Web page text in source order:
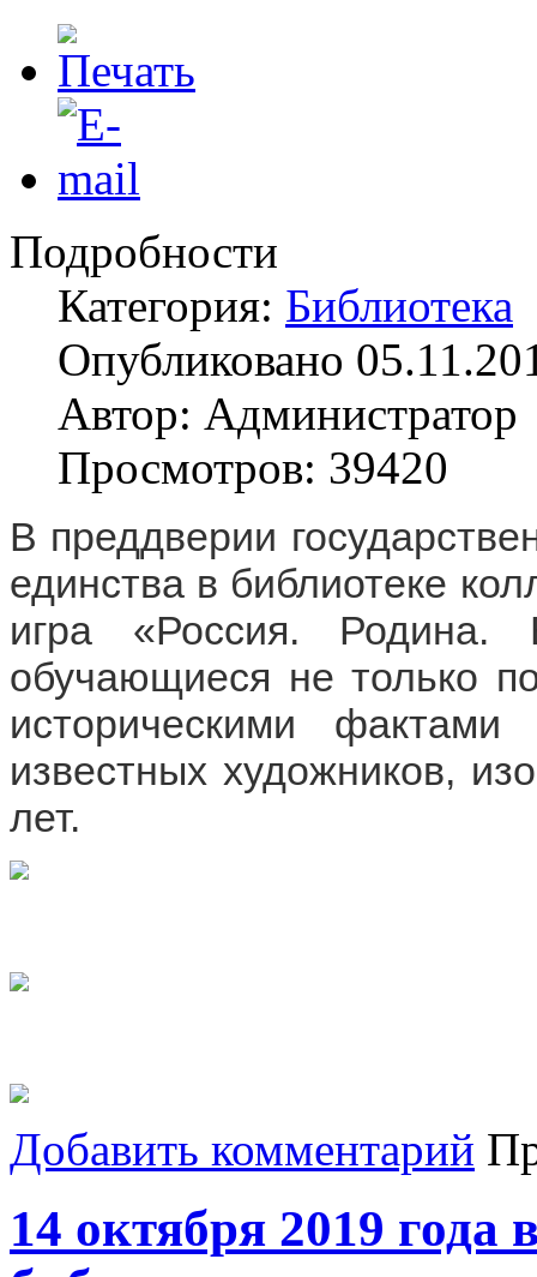
Подробности
Категория: Библиотека
Опубликовано
Автор: Администратор
Просмотров: 39420
В преддверии
единства в библиотеке
игра «Россия.
обучающиеся не только
историческими
известных художников,
лет.
Добавить комментарий
14 октября 2019 года